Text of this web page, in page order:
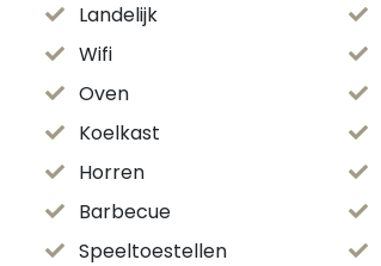
Landelijk
Wifi
Oven
Koelkast
Horren
Barbecue
Speeltoestellen